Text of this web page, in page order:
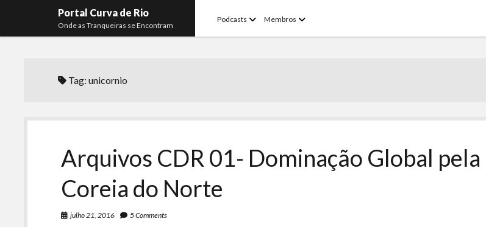
Portal Curva de Rio
Onde as Tranqueiras se Encontram
Podcasts openMembros open
Tag:unicornio
Arquivos CDR 01- Dominação Global pela
Coreia do Norte
julho 21, 2016 5 Comments